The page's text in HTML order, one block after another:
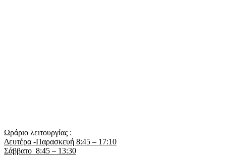
Ωράριο λειτουργίας :
Δευτέρα -Παρασκευή 8:45 – 17:10
Σάββατο 8:45 – 13:30